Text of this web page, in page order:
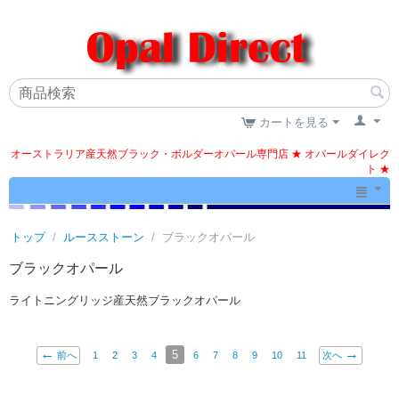
カートを見る
オーストラリア産天然ブラック・ボルダーオパール専門店 ★ オパールダイレク
ト ★
トップ / ルースストーン / ブラックオパール
ブラックオパール
ライトニングリッジ産天然ブラックオパール
前へ 1 2 3 4 5 6 7 8 9 10 11 次へ